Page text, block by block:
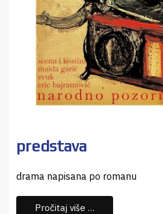
predstava
drama napisana po romanu
Pročitaj više …